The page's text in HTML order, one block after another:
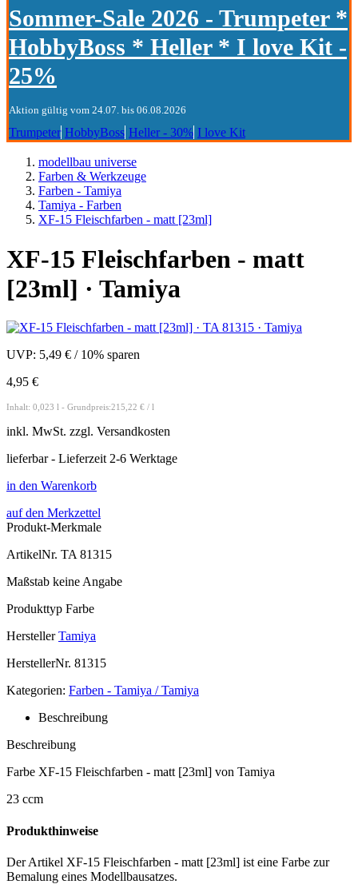
Sommer-Sale 2026 - Trumpeter *
HobbyBoss * Heller * I love Kit -
25%
Aktion gültig vom 24.07. bis 06.08.2026
Trumpeter HobbyBoss Heller - 30% I love Kit
modellbau universe
Farben & Werkzeuge
Farben - Tamiya
Tamiya - Farben
XF-15 Fleischfarben - matt [23ml]
XF-15 Fleischfarben - matt
[23ml] · Tamiya
UVP: 5,49 € / 10% sparen
4,95 €
Inhalt: 0,023 l - Grundpreis:215,22 € / l
inkl. MwSt. zzgl. Versandkosten
lieferbar - Lieferzeit 2-6 Werktage
in den Warenkorb
auf den Merkzettel
Produkt-Merkmale
ArtikelNr. TA 81315
Maßstab keine Angabe
Produkttyp Farbe
Hersteller Tamiya
HerstellerNr. 81315
Kategorien: Farben - Tamiya / Tamiya
Beschreibung
Beschreibung
Farbe XF-15 Fleischfarben - matt [23ml] von Tamiya
23 ccm
Produkthinweise
Der Artikel XF-15 Fleischfarben - matt [23ml] ist eine Farbe zur
Bemalung eines Modellbausatzes.